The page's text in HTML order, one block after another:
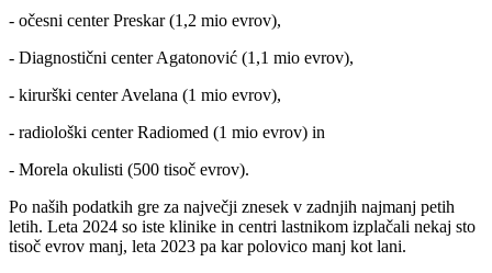
- očesni center Preskar (1,2 mio evrov),
- Diagnostični center Agatonović (1,1 mio evrov),
- kirurški center Avelana (1 mio evrov),
- radiološki center Radiomed (1 mio evrov) in
- Morela okulisti (500 tisoč evrov).
Po naših podatkih gre za največji znesek v zadnjih najmanj petih
letih. Leta 2024 so iste klinike in centri lastnikom izplačali nekaj sto
tisoč evrov manj, leta 2023 pa kar polovico manj kot lani.